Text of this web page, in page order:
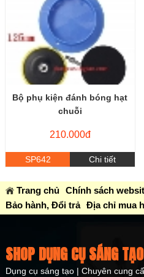
Bộ phụ kiện đánh bóng hạt
chuỗi
210.000đ
SP642 Chi tiết
Trang chủ Chính sách
Bảo hành, Đổi trả Địa chỉ mua
SHOP DỤNG CỤ SÁNG TẠO
Dụng cụ sáng tạo | Chuyên cung